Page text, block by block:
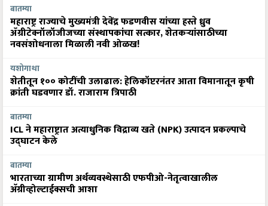
बातम्या
महाराष्ट्र राज्याचे मुख्यमंत्री देवेंद्र फडणवीस यांच्या हस्ते ध्रुव
ॲग्रीटेक्नॉलॉजीजच्या संस्थापकांचा सत्कार, शेतकऱ्यांसाठीच्या
नवसंशोधनाला मिळाली नवी ओळख!
यशोगाथा
शेतीतून १०० कोटींची उलाढाल: हेलिकॉप्टरनंतर आता विमानातून कृषी
क्रांती घडवणार डॉ. राजाराम त्रिपाठी
बातम्या
ICL ने महाराष्ट्रात अत्याधुनिक विद्राव्य खते (NPK) उत्पादन प्रकल्पाचे
उद्घाटन केले
बातम्या
भारताच्या ग्रामीण अर्थव्यवस्थेसाठी एफपीओ-नेतृत्वाखालील
अ‍ॅग्रीव्होल्टाईक्सची आशा